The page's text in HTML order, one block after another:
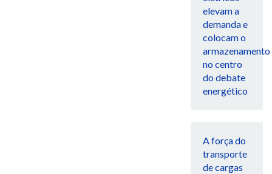
elevam a
demanda e
colocam o
armazenamento
no centro
do debate
energético
A força do
transporte
de cargas